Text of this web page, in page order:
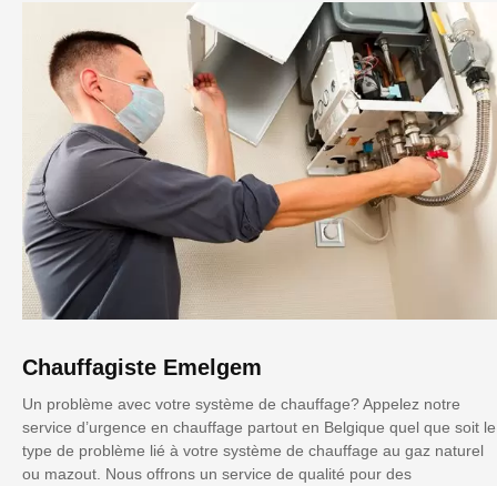
Chauffagiste Emelgem
Un problème avec votre système de chauffage? Appelez notre
service d’urgence en chauffage partout en Belgique quel que soit le
type de problème lié à votre système de chauffage au gaz naturel
ou mazout. Nous offrons un service de qualité pour des